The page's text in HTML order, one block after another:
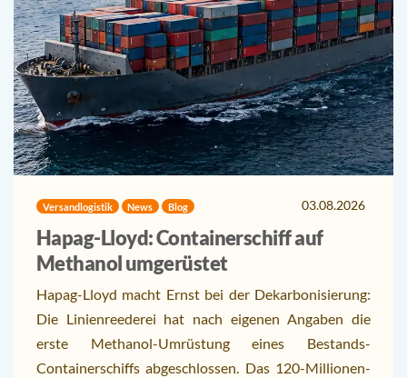
Versandlogistik News Blog 03.08.2026
Hapag-Lloyd: Containerschiff auf
Methanol umgerüstet
Hapag-Lloyd macht Ernst bei der Dekarbonisierung:
Die Linienreederei hat nach eigenen Angaben die
erste Methanol-Umrüstung eines Bestands-
Containerschiffs abgeschlossen. Das 120-Millionen-